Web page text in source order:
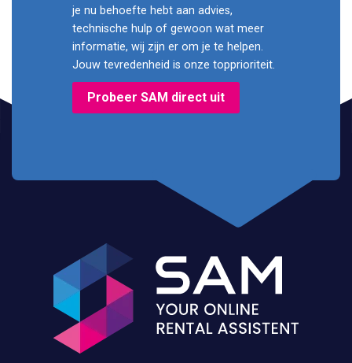
je nu behoefte hebt aan advies,
technische hulp of gewoon wat meer
informatie, wij zijn er om je te helpen.
Jouw tevredenheid is onze topprioriteit.
Probeer SAM direct uit